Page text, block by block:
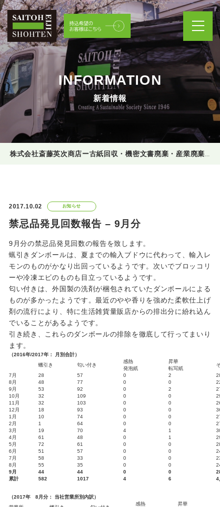
INFORMATION
新着情報
2017.10.02 お知らせ
禁忌品発見回数報告 – 9月分
9月分の禁忌品発見回数の報告を致します。
蝋引きダンボールは、夏までの輸入ブドウに代わって、輸入レ
モンのものがかなり出回っているようです。次いでブロッコリ
ーや冷凍エビのものも目立っているようです。
匂い付きは、外国製の洗剤が梱包されていたダンボールによる
ものが多かったようです。最近のやや香りを強めた柔軟仕上げ
剤の流行により、特に生活雑貨量販店からの排出分に紛れ込ん
でいることがあるようです。
引き続き、これらのダンボールの排除を徹底して行ってまいり
ます。
（2016年/2017年： 月別合計）
蠟引き
匂い付き
感熱
発泡紙
昇華
転写紙
7月
28 57 0 2
8月
48 77 0 0
9月
53 92 0 2
10月
32 109 0 0
11月
32 103 0 0
12月
18 93 0 0
1月
10 74 0 0
2月
1 64 0 0
3月
19 70 4 1
4月
61 48 0 1
5月
72 61 0 0
6月
51 57 0 0
7月
58 33 0 0
8月
55 35 0 0
9月
44 44 0 0
累計
582 1017 4 6
（2017年 8月分： 当社営業所別内訳）
感熱
昇華